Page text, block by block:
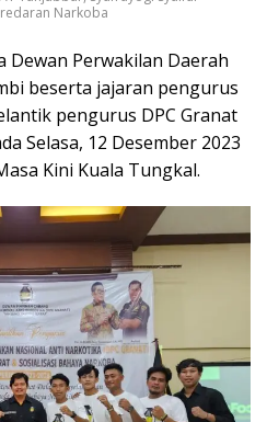
Narkoba
Dewan Perwakilan Daerah
beserta jajaran pengurus
pengurus DPC Granat
Selasa, 12 Desember 2023
Kini Kuala Tungkal.